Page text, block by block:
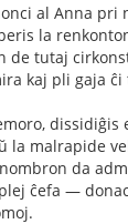
al Anna pri
la
de tutaj
kaj pli gaja
dissidiĝis
la malrapide
da
ĉefa —